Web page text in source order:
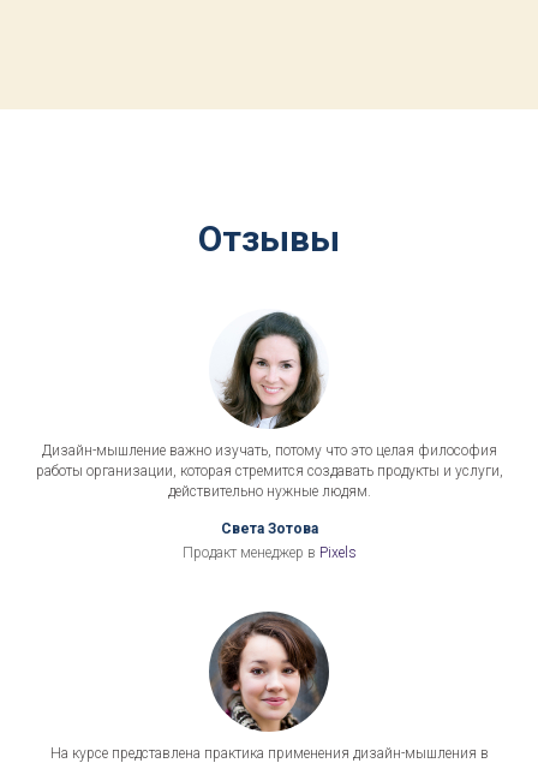
Отзывы
Дизайн-мышление важно изучать, потому что это целая философия
работы организации, которая стремится создавать продукты и услуги,
действительно нужные людям.
Света Зотова
Продакт менеджер в Pixels
На курсе представлена практика применения дизайн-мышления в